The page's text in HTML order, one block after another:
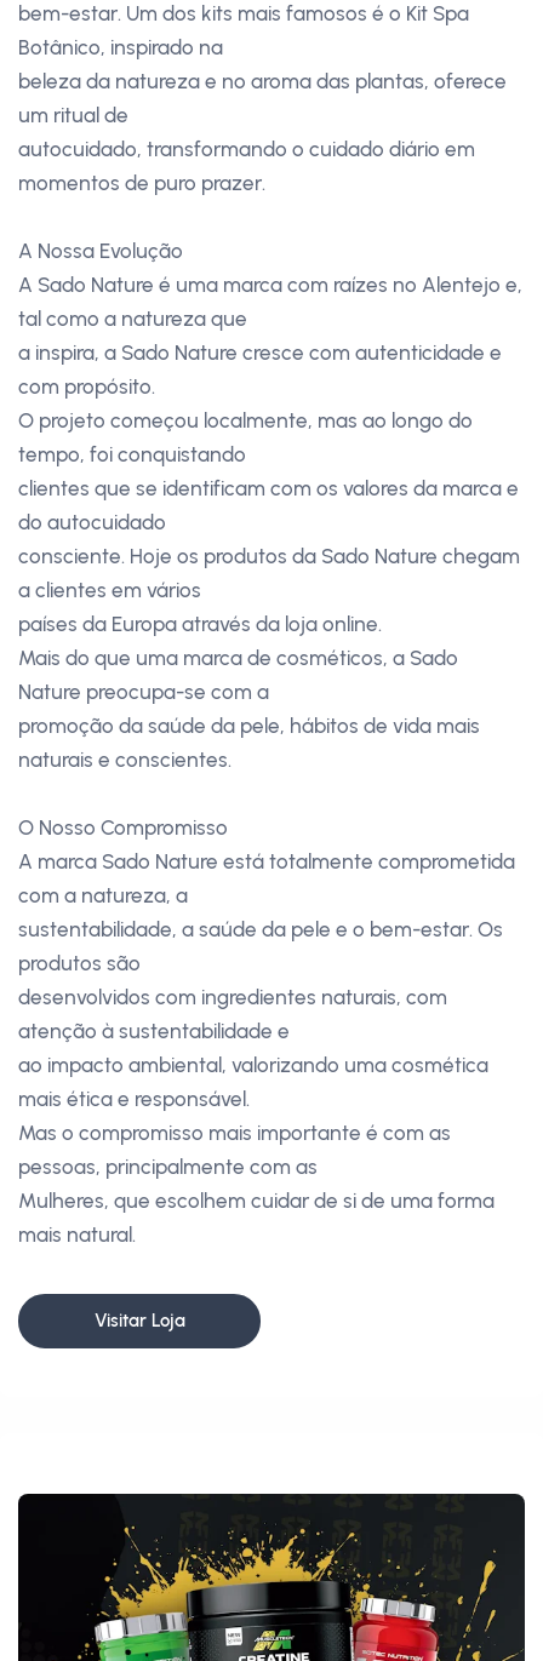
bem-estar. Um dos kits mais famosos é o Kit Spa
Botânico, inspirado na
beleza da natureza e no aroma das plantas, oferece
um ritual de
autocuidado, transformando o cuidado diário em
momentos de puro prazer.
A Nossa Evolução
A Sado Nature é uma marca com raízes no Alentejo e,
tal como a natureza que
a inspira, a Sado Nature cresce com autenticidade e
com propósito.
O projeto começou localmente, mas ao longo do
tempo, foi conquistando
clientes que se identificam com os valores da marca e
do autocuidado
consciente. Hoje os produtos da Sado Nature chegam
a clientes em vários
países da Europa através da loja online.
Mais do que uma marca de cosméticos, a Sado
Nature preocupa-se com a
promoção da saúde da pele, hábitos de vida mais
naturais e conscientes.
O Nosso Compromisso
A marca Sado Nature está totalmente comprometida
com a natureza, a
sustentabilidade, a saúde da pele e o bem-estar. Os
produtos são
desenvolvidos com ingredientes naturais, com
atenção à sustentabilidade e
ao impacto ambiental, valorizando uma cosmética
mais ética e responsável.
Mas o compromisso mais importante é com as
pessoas, principalmente com as
Mulheres, que escolhem cuidar de si de uma forma
mais natural.
Visitar Loja